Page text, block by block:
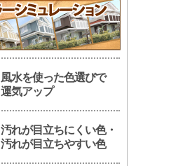
風水を使った色選びで
運気アップ
汚れが目立ちにくい色・
汚れが目立ちやすい色